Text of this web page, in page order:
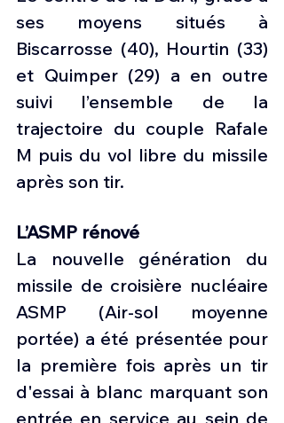
ses moyens situés à
Biscarrosse (40), Hourtin (33)
et Quimper (29) a en outre
suivi l’ensemble de la
trajectoire du couple Rafale
M puis du vol libre du missile
après son tir.
L’ASMP rénové
La nouvelle génération du
missile de croisière nucléaire
ASMP (Air-sol moyenne
portée) a été présentée pour
la première fois après un tir
d'essai à blanc marquant son
entrée en service au sein de